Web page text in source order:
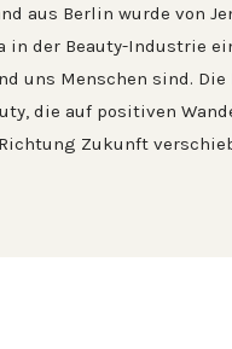
aus Berlin wurde von
in der Beauty-Industrie
uns Menschen sind.
die auf positiven
Zukunft